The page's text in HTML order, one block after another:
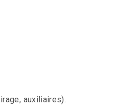
auxiliaires).